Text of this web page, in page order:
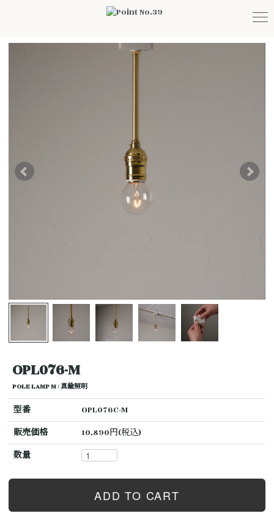
OPL076-M
POLE LAMP M / 真鍮照明
型番
OPL076C-M
販売価格
10,890円(税込)
数量